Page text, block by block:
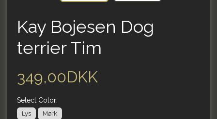
Kay Bojesen Dog
terrier Tim
349,00DKK
Select Color:
Lys Mørk